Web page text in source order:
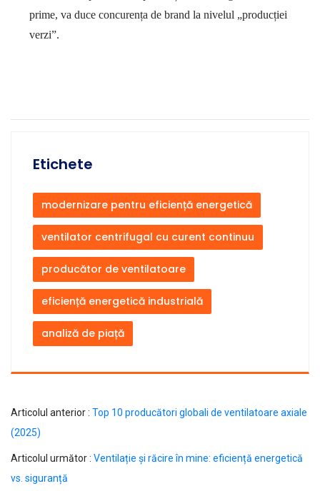
prime, va duce concurența de brand la nivelul „producției
verzi”.
Etichete
modernizare pentru eficiență energetică
ventilator centrifugal cu curent continuu
producător de ventilatoare
eficiență energetică industrială
analiză de piață
Articolul anterior : Top 10 producători globali de ventilatoare axiale
(2025)
Articolul următor : Ventilație și răcire în mine: eficiență energetică
vs. siguranță